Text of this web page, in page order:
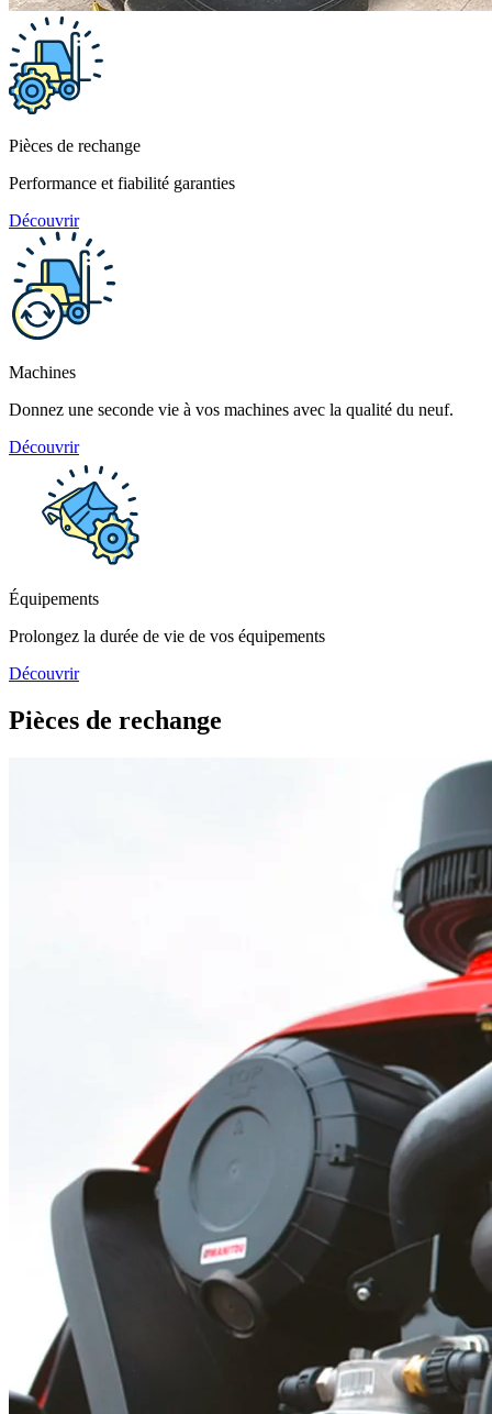
Pièces de rechange
Performance et fiabilité garanties
Découvrir
Machines
Donnez une seconde vie à vos machines avec la qualité du neuf.
Découvrir
Équipements
Prolongez la durée de vie de vos équipements
Découvrir
Pièces de rechange